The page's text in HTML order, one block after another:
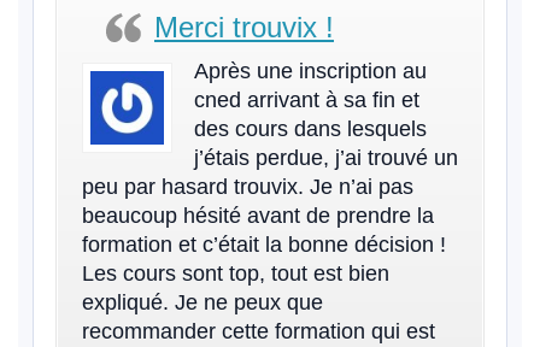
Merci trouvix !
Après une inscription au
cned arrivant à sa fin et
des cours dans lesquels
j’étais perdue, j’ai trouvé un
peu par hasard trouvix. Je n’ai pas
beaucoup hésité avant de prendre la
formation et c’était la bonne décision !
Les cours sont top, tout est bien
expliqué. Je ne peux que
recommander cette formation qui est